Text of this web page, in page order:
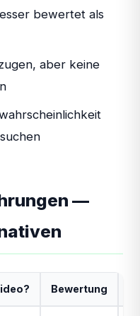
bewertet als
aber keine
—
Bewertung